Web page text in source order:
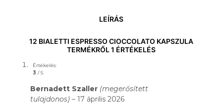
LEÍRÁS
12 BIALETTI ESPRESSO CIOCCOLATO KAPSZULA
TERMÉKRŐL 1 ÉRTÉKELÉS
Értékelés:
3 / 5
Bernadett Szaller (megerősített
tulajdonos) – 17 április 2026